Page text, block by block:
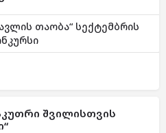
თაობა“ სექტემბრის
შვილისთვის